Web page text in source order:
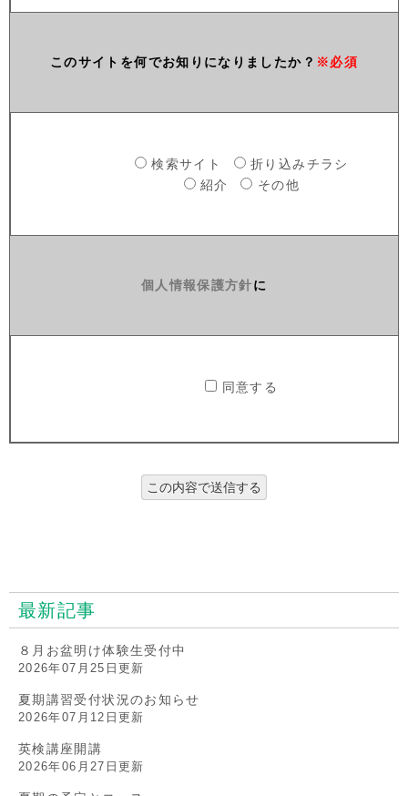
このサイトを何でお知りになりましたか？ ※必須
検索サイト
折り込みチラシ
紹介
その他
個人情報保護方針 に
同意する
最新記事
８月お盆明け体験生受付中
2026年07月25日更新
夏期講習受付状況のお知らせ
2026年07月12日更新
英検講座開講
2026年06月27日更新